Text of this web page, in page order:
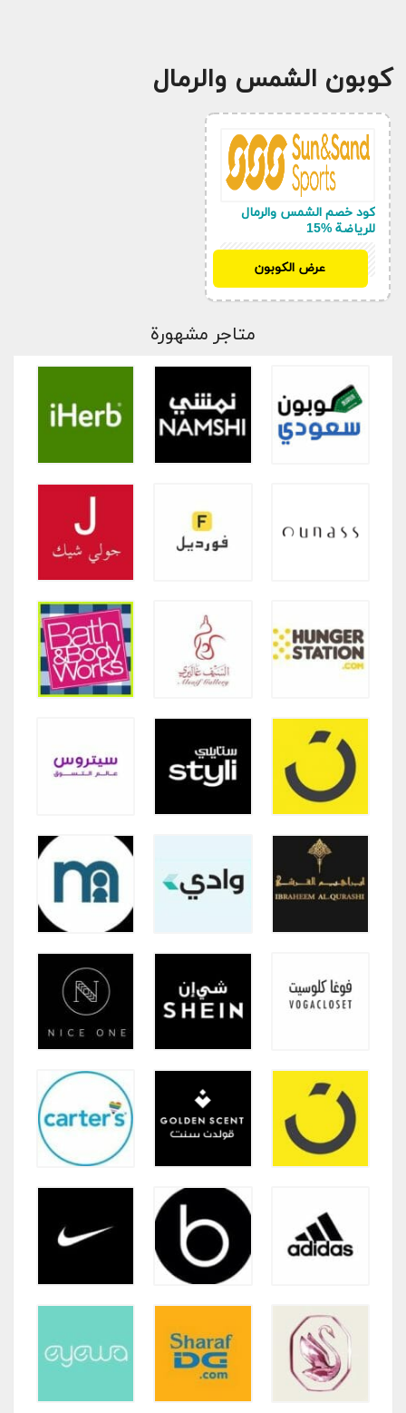
كوبون الشمس والرمال
كود خصم الشمس والرمال
للرياضة %15
عرض الكوبون
متاجر مشهورة